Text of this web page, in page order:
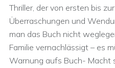
Thriller, der von ersten bis
Überraschungen und
man das Buch nicht
Familie vernachlässigt – es
Warnung aufs Buch- Macht